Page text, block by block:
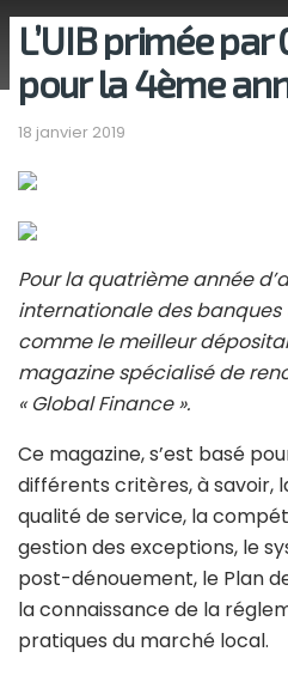
L’UIB primée
pour la 4ème
18 janvier 2019
Pour la quatrième année
internationale des banques
comme le meilleur
magazine spécialisé de
« Global Finance ».
Ce magazine, s’est basé
différents critères, à savoir,
qualité de service, la
gestion des exceptions, le
post-dénouement, le Plan
la connaissance de la
pratiques du marché local.